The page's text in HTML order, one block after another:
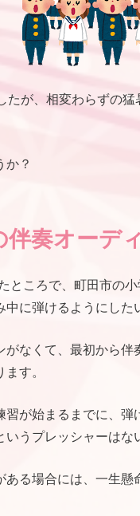
たが、相変わらずの
か？
奏オーデ
ところで、町田市の
に弾けるようにした
なくて、最初から
す。
が始まるまでに、
うプレッシャーはな
ある場合には、一生